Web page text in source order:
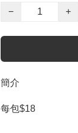
−
+
簡介
每包$18